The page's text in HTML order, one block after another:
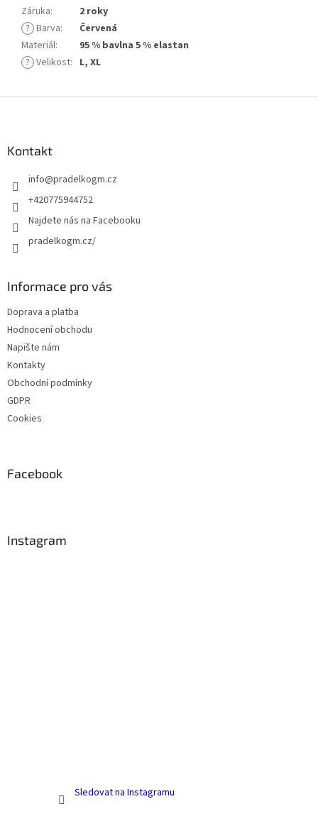
Záruka:
2 roky
? Barva:
Červená
Materiál:
95 % bavlna 5 % elastan
? Velikost: L, XL
Kontakt
info@pradelkogm.cz
+420775944752
Najdete nás na Facebooku
pradelkogm.cz/
Informace pro vás
Doprava a platba
Hodnocení obchodu
Napište nám
Kontakty
Obchodní podmínky
GDPR
Cookies
Facebook
Instagram
Sledovat na Instagramu